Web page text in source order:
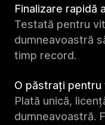
Finalizare rapidă
Testată pentru
dumneavoastră
timp record.
O păstrați pentru
Plată unică,
dumneavoastră.